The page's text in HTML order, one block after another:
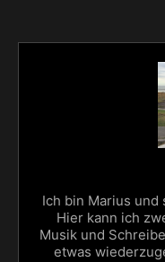
Ich bin Marius und
Hier kann ich
Musik und
etwas